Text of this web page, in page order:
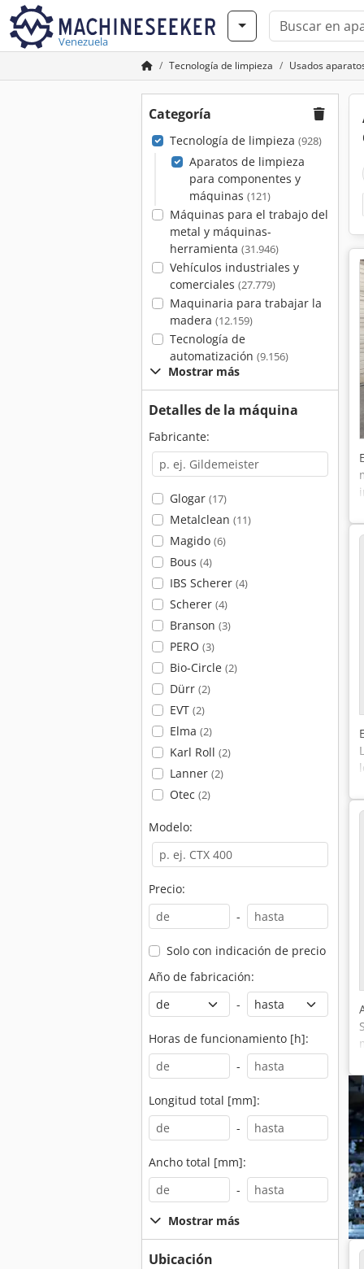
Venezuela
Tecnología de limpieza Usados
Categoría
Tecnología de limpieza (928)
Aparatos de limpieza
para componentes y
máquinas (121)
Máquinas para el trabajo del
metal y máquinas-
herramienta (31.946)
Vehículos industriales y
comerciales (27.779)
Maquinaria para trabajar la
madera (12.159)
Tecnología de
automatización (9.156)
Mostrar más
Detalles de la máquina
Fabricante:
Glogar (17)
Metalclean (11)
Magido (6)
Bous (4)
IBS Scherer (4)
Scherer (4)
Branson (3)
PERO (3)
Bio-Circle (2)
Dürr (2)
EVT (2)
Elma (2)
Karl Roll (2)
Lanner (2)
Otec (2)
Modelo:
Precio:
-
Solo con indicación de precio
Año de fabricación:
-
Horas de funcionamiento [h]:
-
Longitud total [mm]:
-
Ancho total [mm]:
-
Mostrar más
Ubicación